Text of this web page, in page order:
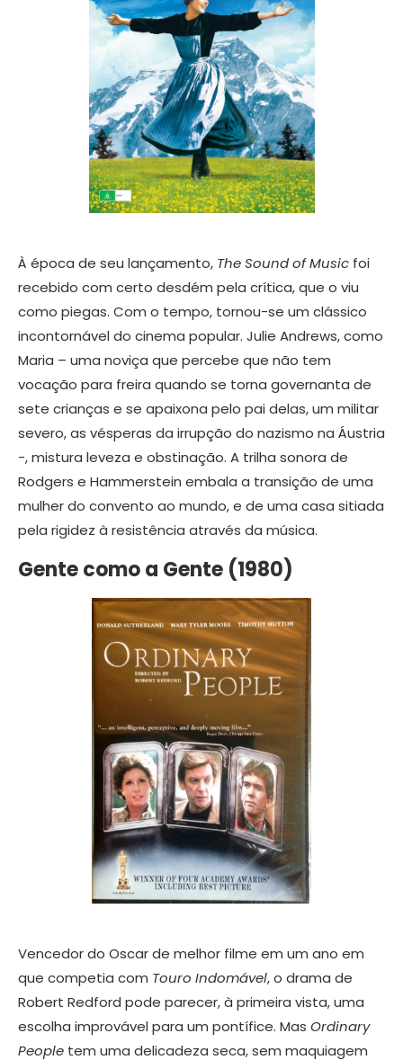
À época de seu lançamento, The Sound of Music foi
recebido com certo desdém pela crítica, que o viu
como piegas. Com o tempo, tornou-se um clássico
incontornável do cinema popular. Julie Andrews, como
Maria – uma noviça que percebe que não tem
vocação para freira quando se torna governanta de
sete crianças e se apaixona pelo pai delas, um militar
severo, as vésperas da irrupção do nazismo na Áustria
-, mistura leveza e obstinação. A trilha sonora de
Rodgers e Hammerstein embala a transição de uma
mulher do convento ao mundo, e de uma casa sitiada
pela rigidez à resistência através da música.
Gente como a Gente (1980)
Vencedor do Oscar de melhor filme em um ano em
que competia com Touro Indomável, o drama de
Robert Redford pode parecer, à primeira vista, uma
escolha improvável para um pontífice. Mas Ordinary
People tem uma delicadeza seca, sem maquiagem